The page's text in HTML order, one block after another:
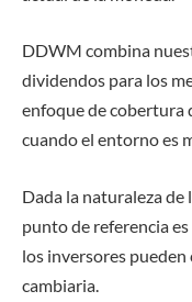
DDWM combina
dividendos para los
enfoque de cobertura
cuando el entorno es
Dada la naturaleza de
punto de referencia
los inversores
cambiaria.